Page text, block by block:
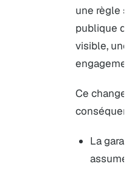
une règle
publique
visible,
Ce
La